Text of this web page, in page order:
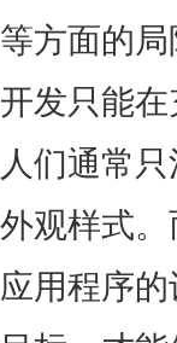
方面的
发只能
们通常
观样式
用程序